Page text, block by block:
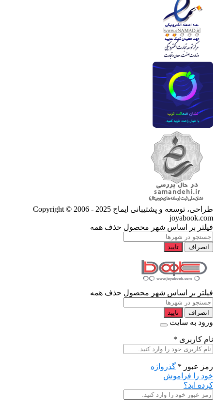
طراحی، توسعه و پشتیبانی ایماج Copyright © 2006 - 2025
joyabook.com
فیلتر بر اساس شهر محصول حذف همه
انصراف تایید
فیلتر بر اساس شهر محصول حذف همه
انصراف تایید
ورود به سایت
نام کاربری *
رمز عبور * گذرواژه
خود را فراموش
کرده اید؟